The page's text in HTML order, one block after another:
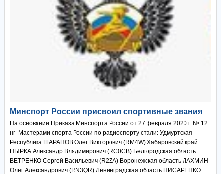
Минспорт России присвоил спортивные звания
На основании Приказа Минспорта России от 27 февраля 2020 г. № 12
нг Мастерами спорта России по радиоспорту стали: Удмуртская
Республика ШАРАПОВ Олег Викторович (RM4W) Хабаровский край
НЫРКА Александр Владимирович (RC0CB) Белгородская область
ВЕТРЕНКО Сергей Васильевич (R2ZA) Воронежская область ЛАХМИН
Олег Александрович (RN3QR) Ленинградская область ПИСАРЕНКО